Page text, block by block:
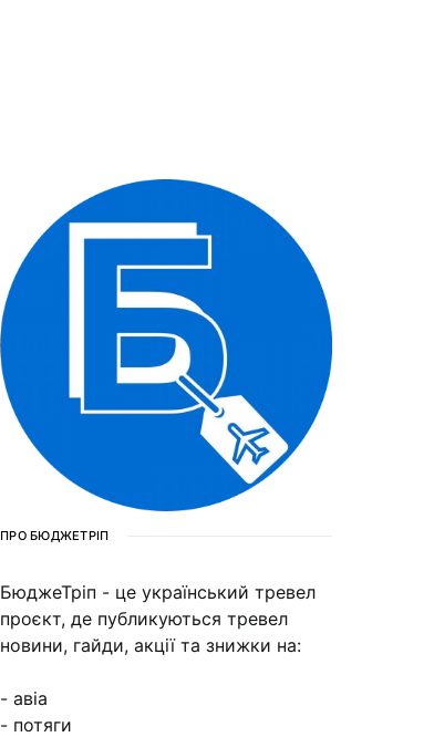
ПРО БЮДЖЕТРІП
БюджеТріп - це український тревел
проєкт, де публикуються тревел
новини, гайди, акції та знижки на:
- авіа
- потяги